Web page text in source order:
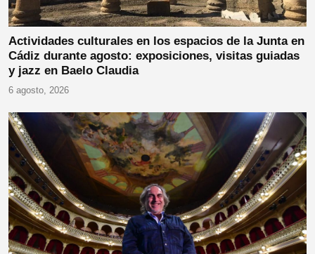
Actividades culturales en los espacios de la Junta en
Cádiz durante agosto: exposiciones, visitas guiadas
y jazz en Baelo Claudia
6 agosto, 2026